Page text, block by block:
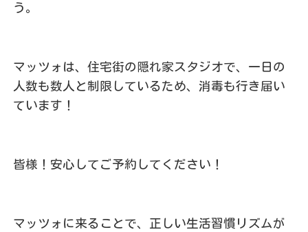
う。
マッツォは、住宅街の隠れ家スタジオで、一日の
人数も数人と制限しているため、消毒も行き届い
ています！
皆様！安心してご予約してください！
マッツォに来ることで、正しい生活習慣リズムが